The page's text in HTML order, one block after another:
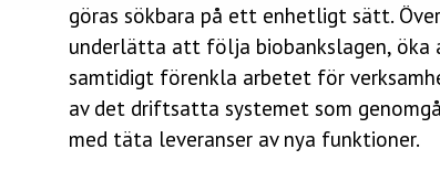
göras sökbara på ett enhetligt sätt.
underlätta att följa biobankslagen, öka
samtidigt förenkla arbetet för
av det driftsatta systemet som
med täta leveranser av nya funktioner.